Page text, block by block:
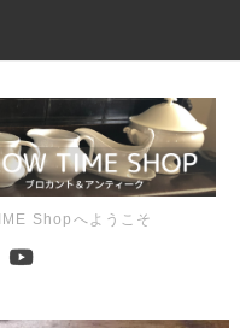
Shopへようこそ